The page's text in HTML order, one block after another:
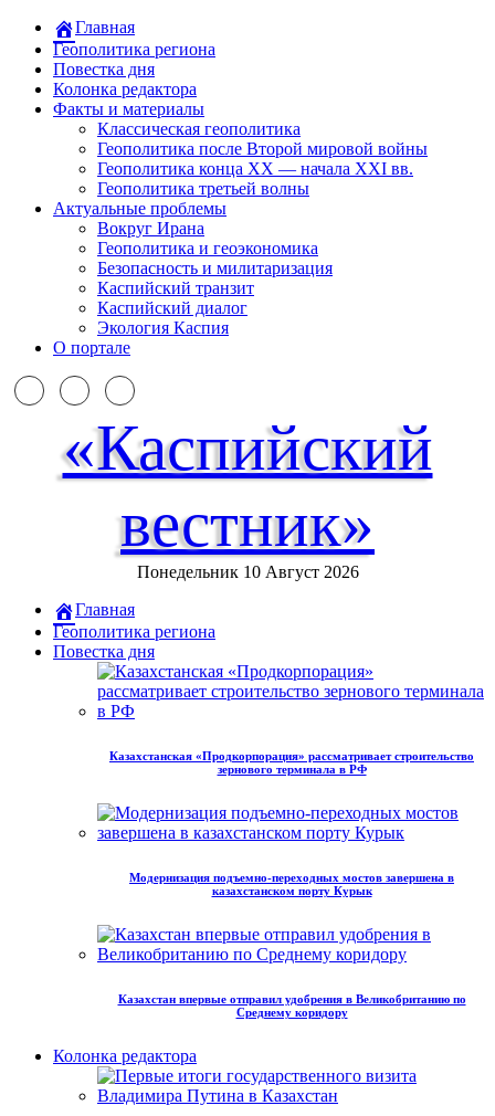
Главная
Геополитика региона
Повестка дня
Колонка редактора
Факты и материалы
Классическая геополитика
Геополитика после Второй мировой войны
Геополитика конца XX — начала XXI вв.
Геополитика третьей волны
Актуальные проблемы
Вокруг Ирана
Геополитика и геоэкономика
Безопасность и милитаризация
Каспийский транзит
Каспийский диалог
Экология Каспия
О портале
«Каспийский
вестник»
Понедельник 10 Август 2026
Главная
Геополитика региона
Повестка дня
Казахстанская «Продкорпорация» рассматривает строительство
зернового терминала в РФ
Модернизация подъемно-переходных мостов завершена в
казахстанском порту Курык
Казахстан впервые отправил удобрения в Великобританию по
Среднему коридору
Колонка редактора